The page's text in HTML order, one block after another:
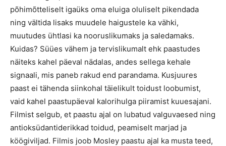
põhimõtteliselt igaüks oma eluiga oluliselt pikendada
ning vältida lisaks muudele haigustele ka vähki,
muutudes ühtlasi ka nooruslikumaks ja saledamaks.
Kuidas? Süües vähem ja tervislikumalt ehk paastudes
näiteks kahel päeval nädalas, andes sellega kehale
signaali, mis paneb rakud end parandama. Kusjuures
paast ei tähenda siinkohal täielikult toidust loobumist,
vaid kahel paastupäeval kalorihulga piiramist kuuesajani.
Filmist selgub, et paastu ajal on lubatud valguvaesed ning
antioksüdantiderikkad toidud, peamiselt marjad ja
köögiviljad. Filmis joob Mosley paastu ajal ka musta teed,